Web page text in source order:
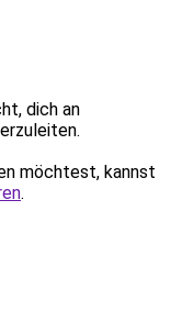
dich an
möchtest, kannst
.